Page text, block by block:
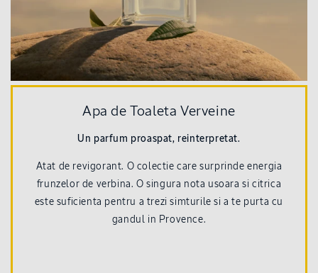
Apa de Toaleta Verveine
Un parfum proaspat, reinterpretat.
Atat de revigorant. O colectie care surprinde energia
frunzelor de verbina. O singura nota usoara si citrica
este suficienta pentru a trezi simturile si a te purta cu
gandul in Provence.